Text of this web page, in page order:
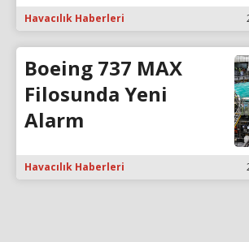
Havacılık Haberleri
Boeing 737 MAX
Filosunda Yeni
Alarm
Havacılık Haberleri